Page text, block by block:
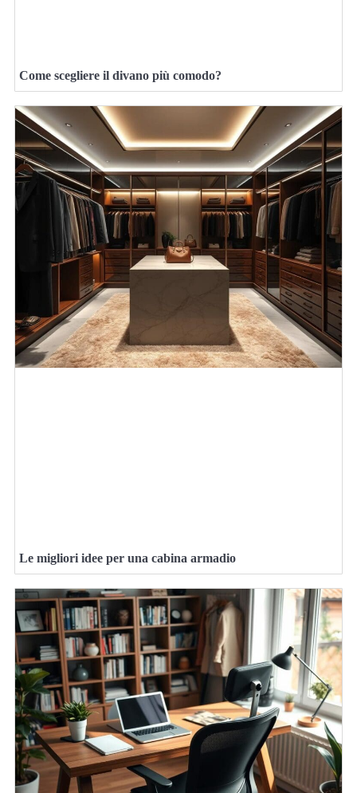
Come scegliere il divano più comodo?
Le migliori idee per una cabina armadio